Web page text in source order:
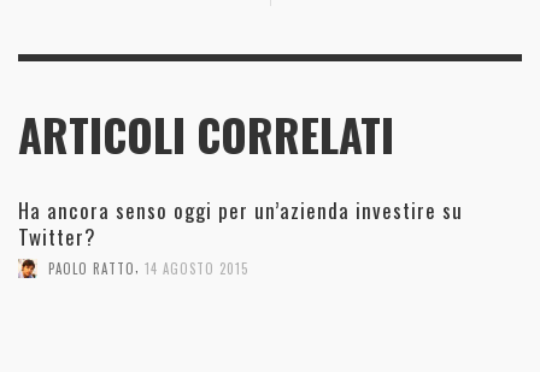
ARTICOLI CORRELATI
Ha ancora senso oggi per un’azienda investire su
Twitter?
PAOLO RATTO, 14 AGOSTO 2015